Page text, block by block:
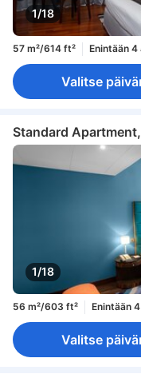
1/18
57 m²/614 ft² Enintään
Valitse
Standard
1/18
56 m²/603 ft² Enintään
Valitse